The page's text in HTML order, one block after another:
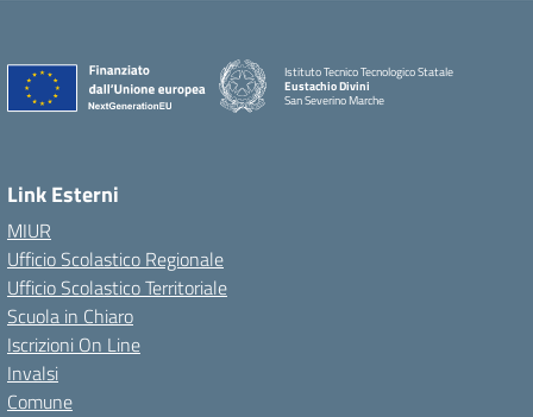
Istituto Tecnico Tecnologico Statale
Eustachio Divini
San Severino Marche
Link Esterni
MIUR
Ufficio Scolastico Regionale
Ufficio Scolastico Territoriale
Scuola in Chiaro
Iscrizioni On Line
Invalsi
Comune